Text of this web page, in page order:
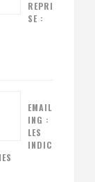
REPRI
SE :
EMAIL
ING :
LES
INDIC